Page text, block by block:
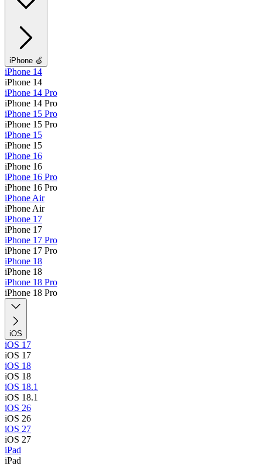
iPhone 🍏
iPhone 14
iPhone 14
iPhone 14 Pro
iPhone 14 Pro
iPhone 15 Pro
iPhone 15 Pro
iPhone 15
iPhone 15
iPhone 16
iPhone 16
iPhone 16 Pro
iPhone 16 Pro
iPhone Air
iPhone Air
iPhone 17
iPhone 17
iPhone 17 Pro
iPhone 17 Pro
iPhone 18
iPhone 18
iPhone 18 Pro
iPhone 18 Pro
iOS
iOS 17
iOS 17
iOS 18
iOS 18
iOS 18.1
iOS 18.1
iOS 26
iOS 26
iOS 27
iOS 27
iPad
iPad